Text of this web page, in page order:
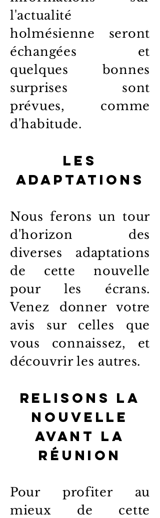
l'actualité
holmésienne seront
échangées et
quelques bonnes
surprises sont
prévues, comme
d'habitude.
Les
adaptations
Nous ferons un tour
d'horizon des
diverses adaptations
de cette nouvelle
pour les écrans.
Venez donner votre
avis sur celles que
vous connaissez, et
découvrir les autres.
Relisons la
nouvelle
avant la
réunion
Pour profiter au
mieux de cette